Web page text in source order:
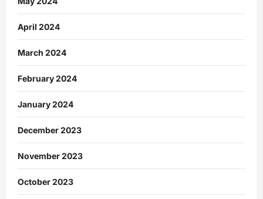
April 2024
March 2024
February 2024
January 2024
December 2023
November 2023
October 2023